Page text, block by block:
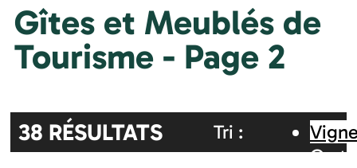
Gîtes et Meublés de
Tourisme - Page 2
Carte
38 RÉSULTATS
Tri :